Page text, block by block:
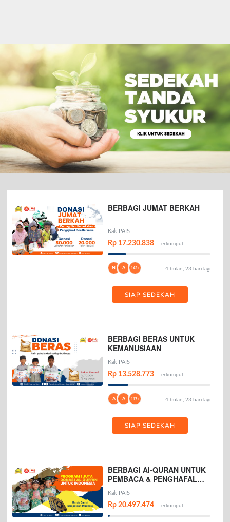
BERBAGI JUMAT BERKAH
Kak PAIS
Rp 17.230.838 terkumpul
N A 143+ 4 bulan, 23 hari lagi
SIAP SEDEKAH
BERBAGI BERAS UNTUK
KEMANUSIAAN
Kak PAIS
Rp 13.528.773 terkumpul
A A 117+ 4 bulan, 23 hari lagi
SIAP SEDEKAH
BERBAGI Al-QURAN UNTUK
PEMBACA & PENGHAFAL
AL-QURAN
Kak PAIS
Rp 20.497.474 terkumpul